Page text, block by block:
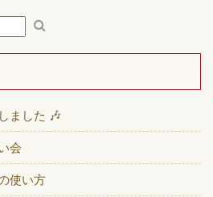
ました 🎶
会
使い方